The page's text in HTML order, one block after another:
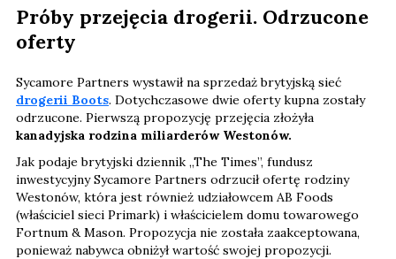
Próby przejęcia drogerii. Odrzucone
oferty
Sycamore Partners wystawił na sprzedaż brytyjską sieć
drogerii Boots. Dotychczasowe dwie oferty kupna zostały
odrzucone. Pierwszą propozycję przejęcia złożyła
kanadyjska rodzina miliarderów Westonów.
Jak podaje brytyjski dziennik „The Times”, fundusz
inwestycyjny Sycamore Partners odrzucił ofertę rodziny
Westonów, która jest również udziałowcem AB Foods
(właściciel sieci Primark) i właścicielem domu towarowego
Fortnum & Mason. Propozycja nie została zaakceptowana,
ponieważ nabywca obniżył wartość swojej propozycji.